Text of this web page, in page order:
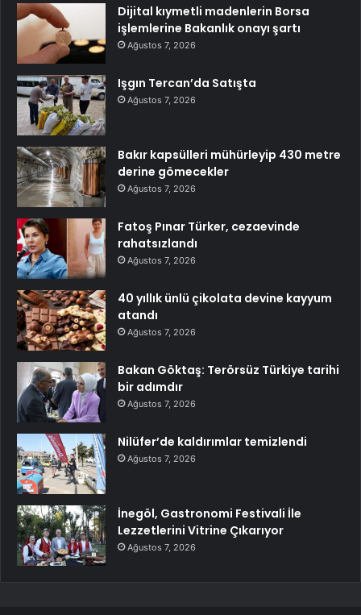
Dijital kıymetli madenlerin Borsa
işlemlerine Bakanlık onayı şartı
Ağustos 7, 2026
Işgın Tercan’da Satışta
Ağustos 7, 2026
Bakır kapsülleri mühürleyip 430 metre
derine gömecekler
Ağustos 7, 2026
Fatoş Pınar Türker, cezaevinde
rahatsızlandı
Ağustos 7, 2026
40 yıllık ünlü çikolata devine kayyum
atandı
Ağustos 7, 2026
Bakan Göktaş: Terörsüz Türkiye tarihi
bir adımdır
Ağustos 7, 2026
Nilüfer’de kaldırımlar temizlendi
Ağustos 7, 2026
İnegöl, Gastronomi Festivali İle
Lezzetlerini Vitrine Çıkarıyor
Ağustos 7, 2026